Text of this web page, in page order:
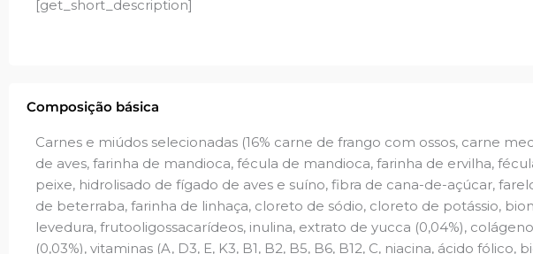
[get_short_description]
Composição básica
Carnes e miúdos selecionadas (16% carne de frango com ossos, carne
de aves, farinha de mandioca, fécula de mandioca, farinha de ervilha,
peixe, hidrolisado de fígado de aves e suíno, fibra de cana-de-açúcar,
de beterraba, farinha de linhaça, cloreto de sódio, cloreto de potássio,
levedura, frutooligossacarídeos, inulina, extrato de yucca (0,04%),
(0,03%), vitaminas (A, D3, E, K3, B1, B2, B5, B6, B12, C, niacina, ácido